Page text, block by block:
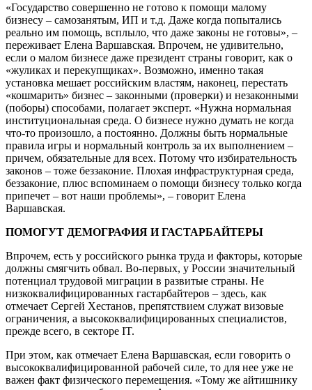
«Государство совершенно не готово к помощи малому
бизнесу – самозанятым, ИП и т.д. Даже когда попытались
реально им помощь, всплыло, что даже законы не готовы», –
переживает Елена Варшавская. Впрочем, не удивительно,
если о малом бизнесе даже президент страны говорит, как о
«жуликах и перекупщиках». Возможно, именно такая
установка мешает российским властям, наконец, перестать
«кошмарить» бизнес – законными (проверки) и незаконными
(поборы) способами, полагает эксперт. «Нужна нормальная
институциональная среда. О бизнесе нужно думать не когда
что-то произошло, а постоянно. Должны быть нормальные
правила игры и нормальный контроль за их выполнением –
причем, обязательные для всех. Потому что избирательность
законов – тоже беззаконие. Плохая инфраструктурная среда,
беззаконие, плюс вспоминаем о помощи бизнесу только когда
припечет – вот наши проблемы», – говорит Елена
Варшавская.
ПОМОГУТ ДЕМОГРАФИЯ И ГАСТАРБАЙТЕРЫ
Впрочем, есть у российского рынка труда и факторы, которые
должны смягчить обвал. Во-первых, у России значительный
потенциал трудовой миграции в развитые страны. Не
низкоквалифицированных гастарбайтеров – здесь, как
отмечает Сергей Хестанов, препятствием служат визовые
ограничения, а высококвалифицированных специалистов,
прежде всего, в секторе IT.
При этом, как отмечает Елена Варшавская, если говорить о
высококвалифицированной рабочей силе, то для нее уже не
важен факт физического перемещения. «Тому же айтишнику